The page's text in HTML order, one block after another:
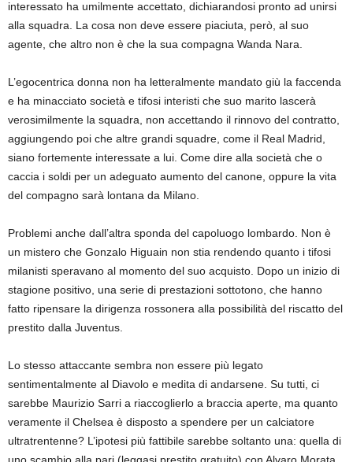
interessato ha umilmente accettato, dichiarandosi pronto ad unirsi
alla squadra. La cosa non deve essere piaciuta, però, al suo
agente, che altro non è che la sua compagna Wanda Nara.
L’egocentrica donna non ha letteralmente mandato giù la faccenda
e ha minacciato società e tifosi interisti che suo marito lascerà
verosimilmente la squadra, non accettando il rinnovo del contratto,
aggiungendo poi che altre grandi squadre, come il Real Madrid,
siano fortemente interessate a lui. Come dire alla società che o
caccia i soldi per un adeguato aumento del canone, oppure la vita
del compagno sarà lontana da Milano.
Problemi anche dall’altra sponda del capoluogo lombardo. Non è
un mistero che Gonzalo Higuain non stia rendendo quanto i tifosi
milanisti speravano al momento del suo acquisto. Dopo un inizio di
stagione positivo, una serie di prestazioni sottotono, che hanno
fatto ripensare la dirigenza rossonera alla possibilità del riscatto del
prestito dalla Juventus.
Lo stesso attaccante sembra non essere più legato
sentimentalmente al Diavolo e medita di andarsene. Su tutti, ci
sarebbe Maurizio Sarri a riaccoglierlo a braccia aperte, ma quanto
veramente il Chelsea è disposto a spendere per un calciatore
ultratrentenne? L’ipotesi più fattibile sarebbe soltanto una: quella di